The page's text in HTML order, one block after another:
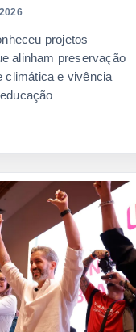
projetos
alinham preservação
climática e vivência